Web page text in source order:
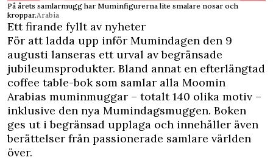
På årets samlarmugg har Muminfigurerna lite smalare nosar och
kroppar.Arabia
Ett firande fyllt av nyheter
För att ladda upp inför Mumindagen den 9
augusti lanseras ett urval av begränsade
jubileumsprodukter. Bland annat en efterlängtad
coffee table-bok som samlar alla Moomin
Arabias muminmuggar – totalt 140 olika motiv –
inklusive den nya Mumindagsmuggen. Boken
ges ut i begränsad upplaga och innehåller även
berättelser från passionerade samlare världen
över.